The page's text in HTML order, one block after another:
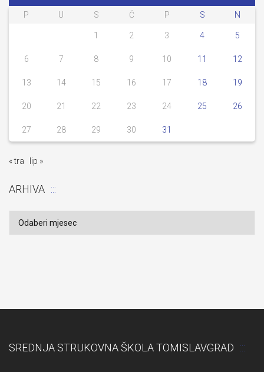
P U S Č P S N
1 2 3 4 5
6 7 8 9 10 11 12
13 14 15 16 17 18 19
20 21 22 23 24 25 26
27 28 29 30 31
« tra lip »
ARHIVA
SREDNJA STRUKOVNA ŠKOLA TOMISLAVGRAD